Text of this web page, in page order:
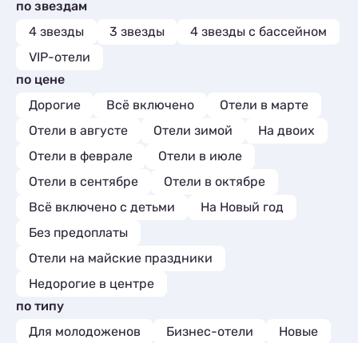
Квартиры посуточно
Базы отдыха 1
Мини-отели
по звездам
4 звезды
3 звезды
4 звезды с бассейном
VIP-отели
по цене
Дорогие
Всё включено
Отели в марте
Отели в августе
Отели зимой
На двоих
Отели в феврале
Отели в июле
Отели в сентябре
Отели в октябре
Всё включено с детьми
На Новый год
Без предоплаты
Отели на майские праздники
Недорогие в центре
по типу
Для молодоженов
Бизнес-отели
Новые